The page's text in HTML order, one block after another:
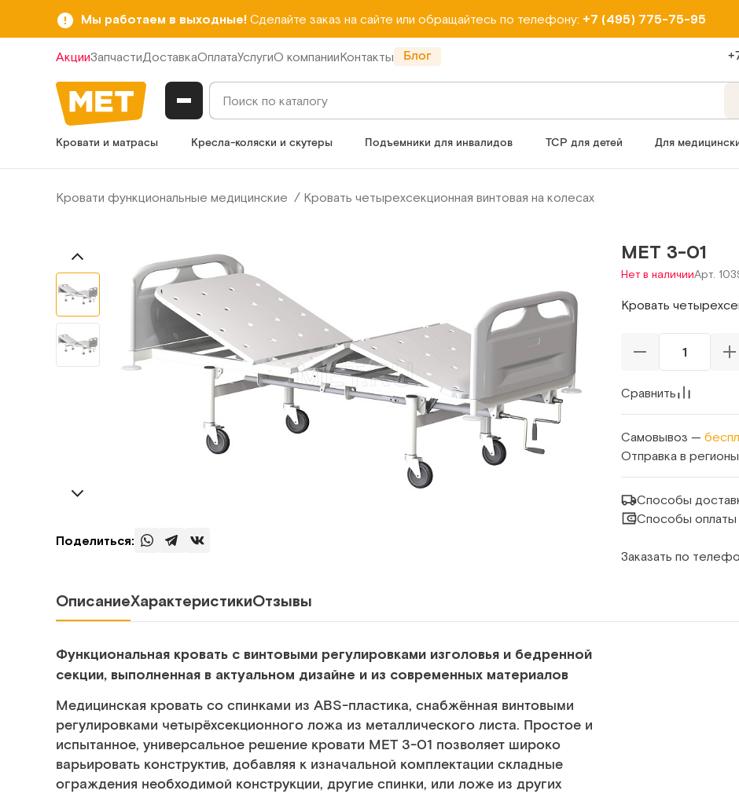
Мы работаем в выходные! Сделайте заказ на сайте или обращайтесь по телефону: +7 (495) 775-75-95
АкцииЗапчастиДоставкаОплатаУслугиО компанииКонтакты Блог
Кровати и матрасы Кресла-коляски и скутеры Подъемники для инвалидов ТСР для детей Для
Кровати функциональные медицинские Кровать четырехсекционная винтовая на колесах
Поделиться:
МЕТ 3-01
Нет в наличииАрт.
Кровать
Сравнить
Самовывоз —
Отправка в
Способы
Способы оплаты
Заказать по
ОписаниеХарактеристикиОтзывы
Функциональная кровать с винтовыми регулировками изголовья и бедренной
секции, выполненная в актуальном дизайне и из современных материалов
Медицинская кровать со спинками из ABS-пластика, снабжённая винтовыми
регулировками четырёхсекционного ложа из металлического листа. Простое и
испытанное, универсальное решение кровати МЕТ 3-01 позволяет широко
варьировать конструктив, добавляя к изначальной комплектации складные
ограждения необходимой конструкции, другие спинки, или ложе из других